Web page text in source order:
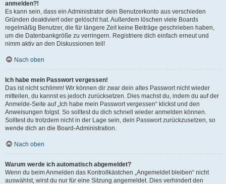
anmelden?!
Es kann sein, dass ein Administrator dein Benutzerkonto aus verschieden
Gründen deaktiviert oder gelöscht hat. Außerdem löschen viele Boards
regelmäßig Benutzer, die für längere Zeit keine Beiträge geschrieben haben,
um die Datenbankgröße zu verringern. Registriere dich einfach erneut und
nimm aktiv an den Diskussionen teil!
Nach oben
Ich habe mein Passwort vergessen!
Das ist nicht schlimm! Wir können dir zwar dein altes Passwort nicht wieder
mitteilen, du kannst es jedoch zurücksetzen. Dies machst du, indem du auf der
Anmelde-Seite auf „Ich habe mein Passwort vergessen“ klickst und den
Anweisungen folgst. So solltest du dich schnell wieder anmelden können.
Solltest du trotzdem nicht in der Lage sein, dein Passwort zurückzusetzen, so
wende dich an die Board-Administration.
Nach oben
Warum werde ich automatisch abgemeldet?
Wenn du beim Anmelden das Kontrollkästchen „Angemeldet bleiben“ nicht
auswählst, wirst du nur für eine Sitzung angemeldet. Dies verhindert den